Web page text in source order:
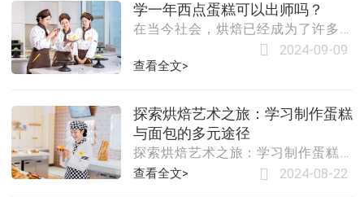
考虑学校的师资力量和教学质量。可
以通过查看学校的官
待解决的问题。本文将为您推荐一些
国内知名的烘焙培训机构，帮助您找
到最佳的烘焙学习之路。一、选择烘
焙培训机构的四大原则1. 品牌效应选
烘焙培训机构，有助于您在学习过程
中获得更多的资源和支持。例如，国
内知名的烘焙
学一年西点蛋糕可以出师吗？
在当今社会，烘焙已经成为了许多人
生活中不可或缺的一部分。从生日庆
祝、节日庆典到家庭聚会，精美的西
艺，是否足以让人出师呢？本文将从
学习时间、
2024-09-09
查看全文>
探索烘焙艺术之旅：学习制作蛋糕
与面包的多元途径
探索烘焙艺术之旅：学习制作蛋糕与
面包的多元途径在烘焙的世界里，蛋
2024-08-22
查看全文>